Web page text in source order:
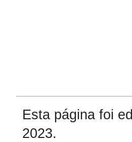
Esta página foi
2023.